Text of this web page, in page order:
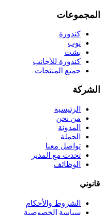
المجموعات
كندورة
ثوب
بشت
كندورة للأجانب
جميع المنتجات
الشركة
الرئيسية
من نحن
المدونة
الجملة
تواصل معنا
تحدث مع المدير
الوظائف
قانوني
الشروط والأحكام
سياسة الخصوصية